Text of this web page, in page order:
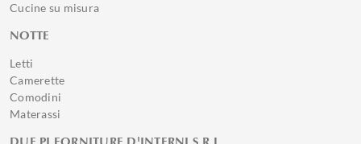
Cucine su misura
NOTTE
Letti
Camerette
Comodini
Materassi